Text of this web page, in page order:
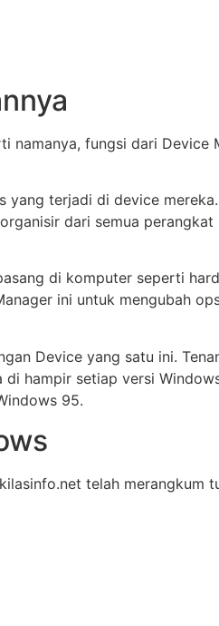
namanya, fungsi dari Device
terjadi di device
dari semua
di komputer seperti
ini untuk mengubah
Device yang satu ini.
hampir setiap versi
95.
telah merangkum